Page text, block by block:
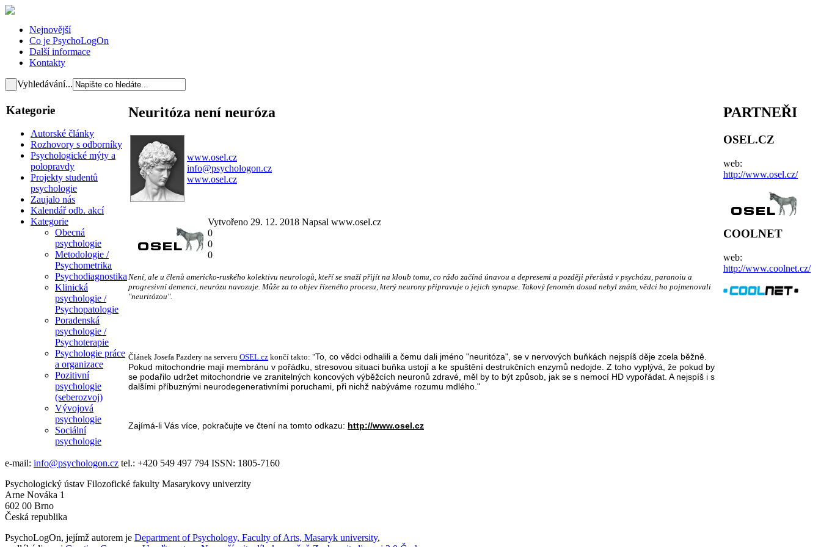
Nejnovější
Co je PsychoLogOn
Další informace
Kontakty
Vyhledávání...
Kategorie
Autorské články
Rozhovory s odborníky
Psychologické mýty a
polopravdy
Projekty studentů
psychologie
Zaujalo nás
Kalendář odb. akcí
Kategorie
Obecná
psychologie
Metodologie /
Psychometrika
Psychodiagnostika
Klinická
psychologie /
Psychopatologie
Poradenská
psychologie /
Psychoterapie
Psychologie práce
a organizace
Pozitivní
psychologie
(seberozvoj)
Vývojová
psychologie
Sociální
psychologie
Neuritóza není neuróza
www.osel.cz
info@psychologon.cz
www.osel.cz
Vytvořeno 29. 12. 2018 Napsal www.osel.cz
0
0
0
Není, ale u členů americko-ruského kolektivu neurologů, kteří se snaží přijít na kloub tomu, co rádo začíná únavou a depresemi a později přerůstá v psychózu, paranoiu a
progresivní demenci, neurózu navozuje. Může za to objev řízeného procesu, který neurony připravuje o jejich synapse. Takový fenomén dosud nebyl znám, vědci ho pojmenovali
"neuritózou".
Článek Josefa Pazdery na serveru OSEL.cz končí takto: "To, co vědci odhalili a čemu dali jméno "neuritóza", se v nervových buňkách nejspíš děje zcela běžně.
Pokud mitochondrie mají membránu v pořádku, stresovou situaci buňka ustojí a ke spuštění destrukčních enzymů nedojde. Z toho vyplývá, že pokud by
se podařilo udržet mitochondrie ve zranitelných koncových výběžcích neuronů zdravé, měl by to být způsob, jak se s nemocí HD vypořádat. A nejspíš i s
dalšími příbuznými neurodegenerativními poruchami, při nichž nabýváme rozumu mdlého."
Zajímá-li Vás více, pokračujte ve čtení na tomto odkazu: http://www.osel.cz
PARTNEŘI
OSEL.CZ
web:
http://www.osel.cz/
COOLNET
web:
http://www.coolnet.cz/
e-mail: info@psychologon.cz tel.: +420 549 497 794 ISSN: 1805-7160
Psychologický ústav Filozofické fakulty Masarykovy univerzity
Arne Nováka 1
602 00 Brno
Česká republika
PsychoLogOn, jejímž autorem je Department of Psychology, Faculty of Arts, Masaryk university,